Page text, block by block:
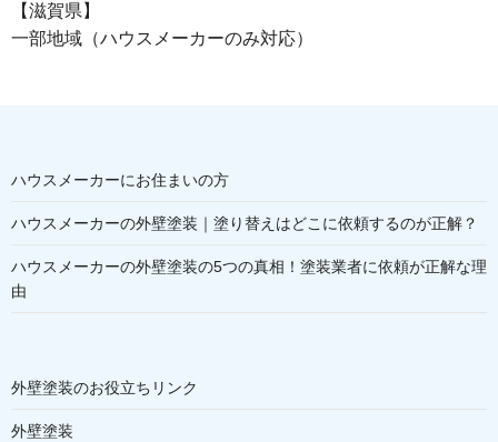
【滋賀県】
一部地域（ハウスメーカーのみ対応）
ハウスメーカーにお住まいの方
ハウスメーカーの外壁塗装｜塗り替えはどこに依頼するのが正解？
ハウスメーカーの外壁塗装の5つの真相！塗装業者に依頼が正解な理
由
外壁塗装のお役立ちリンク
外壁塗装